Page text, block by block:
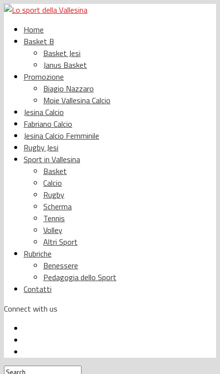
Home
Basket B
Basket Jesi
Janus Basket
Promozione
Biagio Nazzaro
Moie Vallesina Calcio
Jesina Calcio
Fabriano Calcio
Jesina Calcio Femminile
Rugby Jesi
Sport in Vallesina
Basket
Calcio
Rugby
Scherma
Tennis
Volley
Altri Sport
Rubriche
Benessere
Pedagogia dello Sport
Contatti
Connect with us